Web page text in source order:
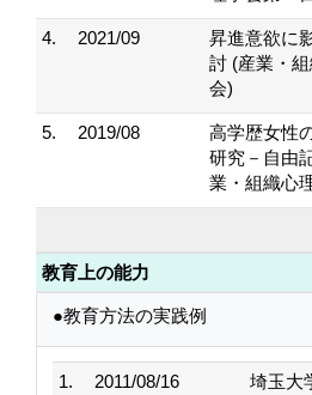
4. 2021/09
昇進意欲に
討 (産業・
会)
5. 2019/08
高学歴女性
研究－自由
業・組織心
教育上の能力
●教育方法の実践例
1. 2011/08/16 埼玉大